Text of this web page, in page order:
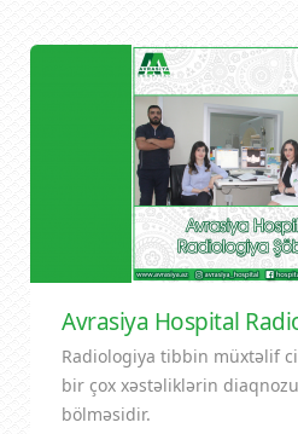
Avrasiya Hospital
Radiologiya tibbin müxtəlif
bir çox xəstəliklərin
bölməsidir.